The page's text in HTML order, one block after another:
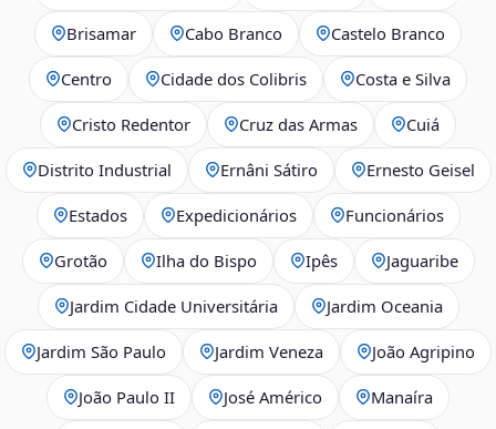
Brisamar Cabo Branco Castelo Branco
Centro Cidade dos Colibris Costa e Silva
Cristo Redentor Cruz das Armas Cuiá
Distrito Industrial Ernâni Sátiro Ernesto Geisel
Estados Expedicionários Funcionários
Grotão Ilha do Bispo Ipês Jaguaribe
Jardim Cidade Universitária Jardim Oceania
Jardim São Paulo Jardim Veneza João Agripino
João Paulo II José Américo Manaíra